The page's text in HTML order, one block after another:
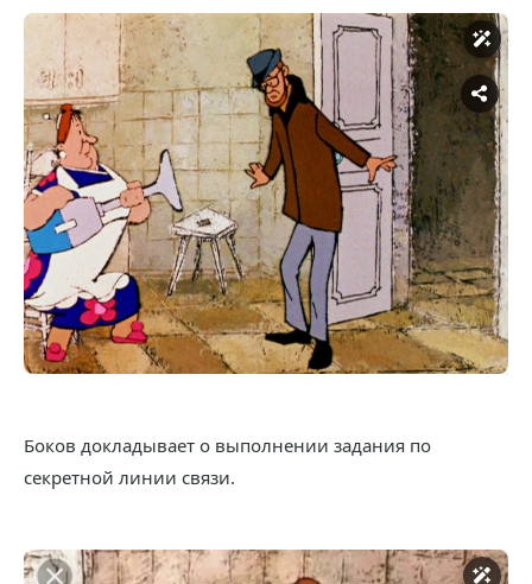
Боков докладывает о выполнении задания по
секретной линии связи.